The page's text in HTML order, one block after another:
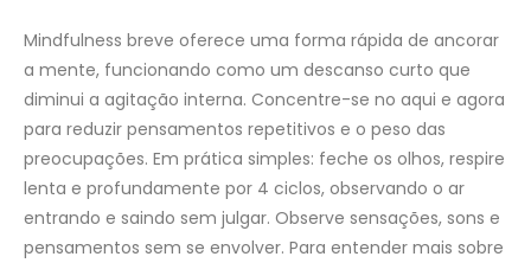
Mindfulness breve oferece uma forma rápida de ancorar
a mente, funcionando como um descanso curto que
diminui a agitação interna. Concentre-se no aqui e agora
para reduzir pensamentos repetitivos e o peso das
preocupações. Em prática simples: feche os olhos, respire
lenta e profundamente por 4 ciclos, observando o ar
entrando e saindo sem julgar. Observe sensações, sons e
pensamentos sem se envolver. Para entender mais sobre